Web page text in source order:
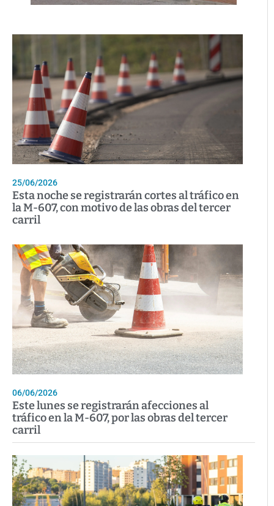
25/06/2026
Esta noche se registrarán cortes al tráfico en
la M-607, con motivo de las obras del tercer
carril
06/06/2026
Este lunes se registrarán afecciones al
tráfico en la M-607, por las obras del tercer
carril